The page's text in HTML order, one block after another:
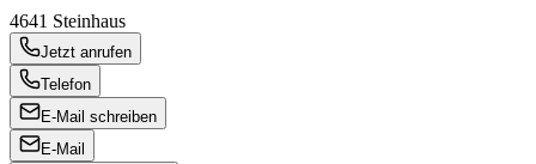
4641 Steinhaus
Jetzt anrufen
Telefon
E-Mail schreiben
E-Mail